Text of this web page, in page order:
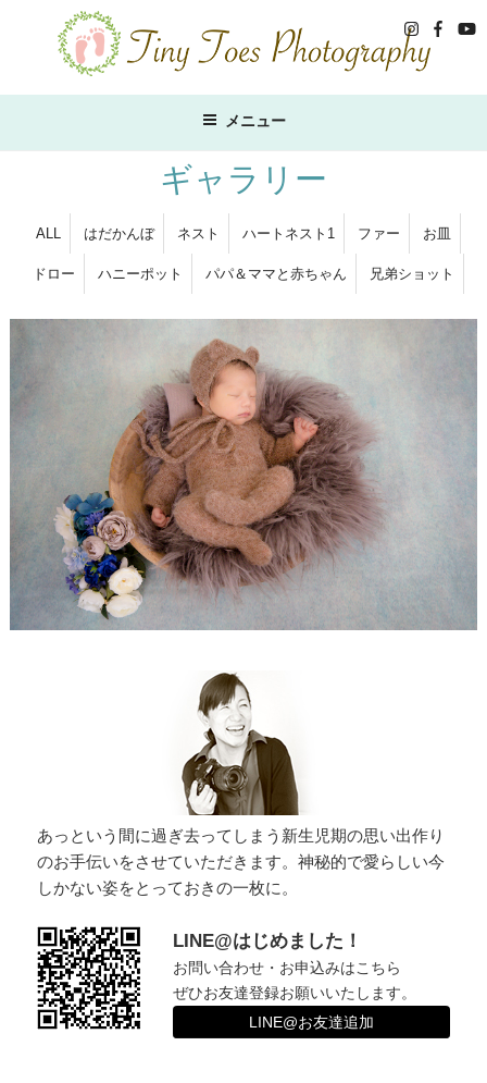
ン
メニュー
ギャラリー
ALL はだかんぼ ネスト ハートネスト1 ファー お皿
ドロー ハニーポット パパ＆ママと赤ちゃん 兄弟ショット
あっという間に過ぎ去ってしまう新生児期の思い出作り
のお手伝いをさせていただきます。神秘的で愛らしい今
しかない姿をとっておきの一枚に。
LINE@はじめました！
お問い合わせ・お申込みはこちら
ぜひお友達登録お願いいたします。
LINE@お友達追加